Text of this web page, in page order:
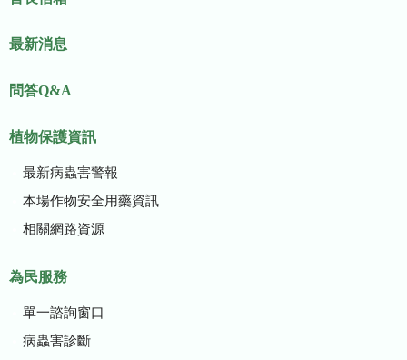
最新消息
問答Q&A
植物保護資訊
最新病蟲害警報
本場作物安全用藥資訊
相關網路資源
為民服務
單一諮詢窗口
病蟲害診斷